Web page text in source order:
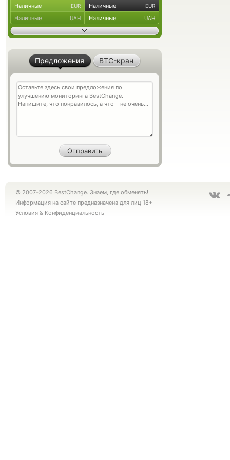
Наличные EUR Наличные EUR
Наличные UAH Наличные UAH
Предложения BTC-кран
© 2007-2026 BestChange. Знаем, где обменять!
Информация на сайте предназначена для лиц 18+
Условия & Конфиденциальность